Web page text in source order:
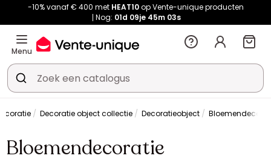
-10% vanaf € 400 met HEAT10op Vente-unique producten
Nog: 01d 09je 45m 03s
Menu
Decoratie object collectie Decoratieobject
Bloemendecoratie